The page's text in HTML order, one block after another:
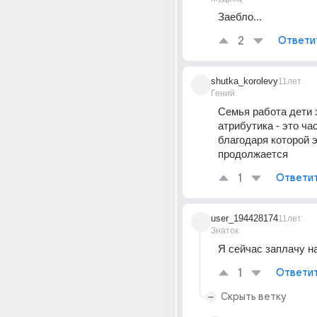
Заебло...
2
shutka_korolevy
Гений
11лет
Семья работа дети
атрибутика - это
благодаря которой
продолжается
1
user_194428174
Знаток
11лет
Я сейчас заплачу
1
Скрыть ветку